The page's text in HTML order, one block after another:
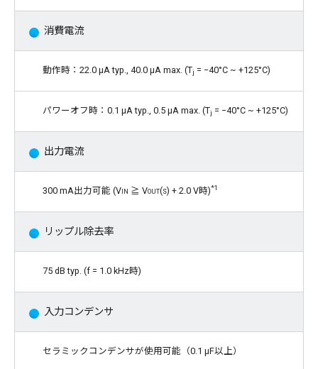
消費電流
動作時：22.0 μA typ., 40.0 μA max. (Tj = −40°C ~ +125°C)
パワーオフ時：0.1 μA typ., 0.5 μA max. (Tj = −40°C ~ +125°C)
出力電流
300 mA出力可能 (Vin ≧ Vout(s) + 2.0 V時)*1
リップル除去率
75 dB typ. (f = 1.0 kHz時)
入力コンデンサ
セラミックコンデンサが使用可能（0.1 μF以上）